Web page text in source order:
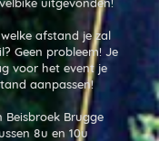
afstand je zal
Geen probleem! Je
voor het event je
aanpassen!
Beisbroek Brugge
8u en 10u